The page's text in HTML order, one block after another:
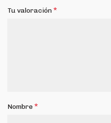
Tu valoración*
Nombre*